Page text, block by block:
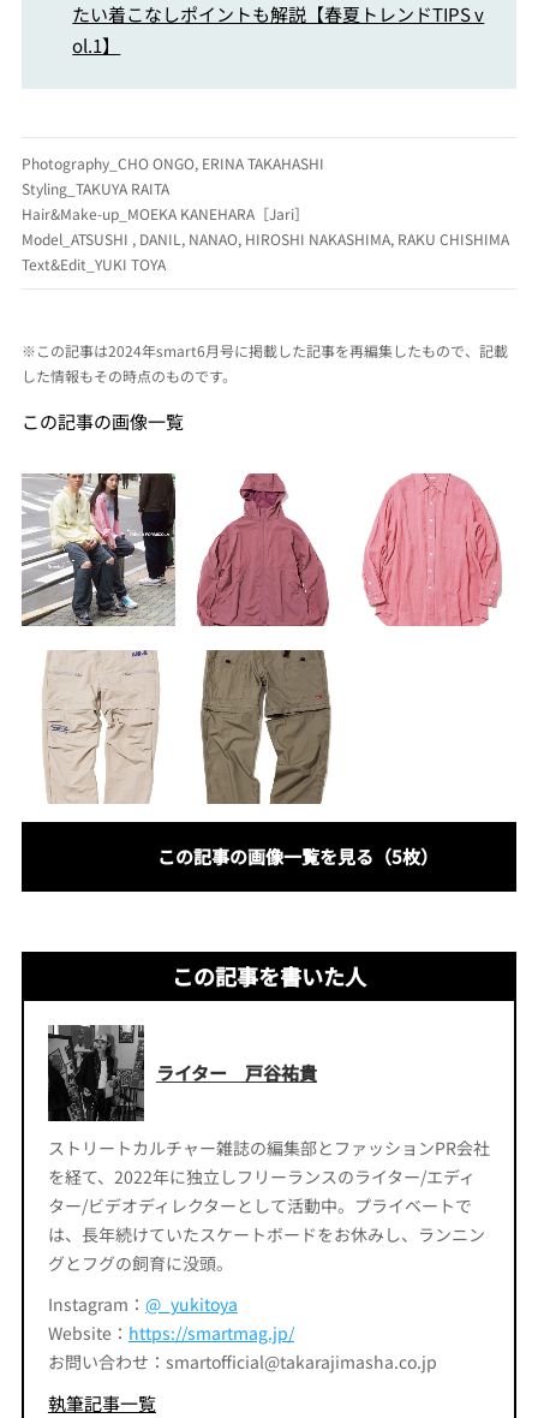
たい着こなしポイントも解説【春夏トレンドTIPS v
ol.1】
Photography_CHO ONGO, ERINA TAKAHASHI
Styling_TAKUYA RAITA
Hair&Make-up_MOEKA KANEHARA［Jari］
Model_ATSUSHI , DANIL, NANAO, HIROSHI NAKASHIMA, RAKU CHISHIMA
Text&Edit_YUKI TOYA
※この記事は2024年smart6月号に掲載した記事を再編集したもので、記載
した情報もその時点のものです。
この記事の画像一覧
この記事の画像一覧を見る（5枚）
この記事を書いた人
ライター 戸谷祐貴
ストリートカルチャー雑誌の編集部とファッションPR会社
を経て、2022年に独立しフリーランスのライター/エディ
ター/ビデオディレクターとして活動中。プライベートで
は、長年続けていたスケートボードをお休みし、ランニン
グとフグの飼育に没頭。
Instagram： @_yukitoya
Website： https://smartmag.jp/
お問い合わせ：smartofficial@takarajimasha.co.jp
執筆記事一覧